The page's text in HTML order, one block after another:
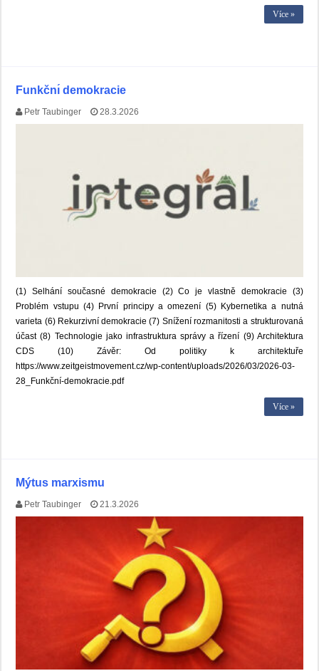
Více »
Funkčnı́ demokracie
Petr Taubinger 28.3.2026
(1) Selhání současné demokracie (2) Co je vlastně demokracie (3)
Problém vstupu (4) První principy a omezení (5) Kybernetika a nutná
varieta (6) Rekurzivní demokracie (7) Snížení rozmanitosti a strukturovaná
účast (8) Technologie jako infrastruktura správy a řízení (9) Architektura
CDS (10) Závěr: Od politiky k architektuře
https://www.zeitgeistmovement.cz/wp-content/uploads/2026/03/2026-03-
28_Funkční-demokracie.pdf
Více »
Mýtus marxismu
Petr Taubinger 21.3.2026